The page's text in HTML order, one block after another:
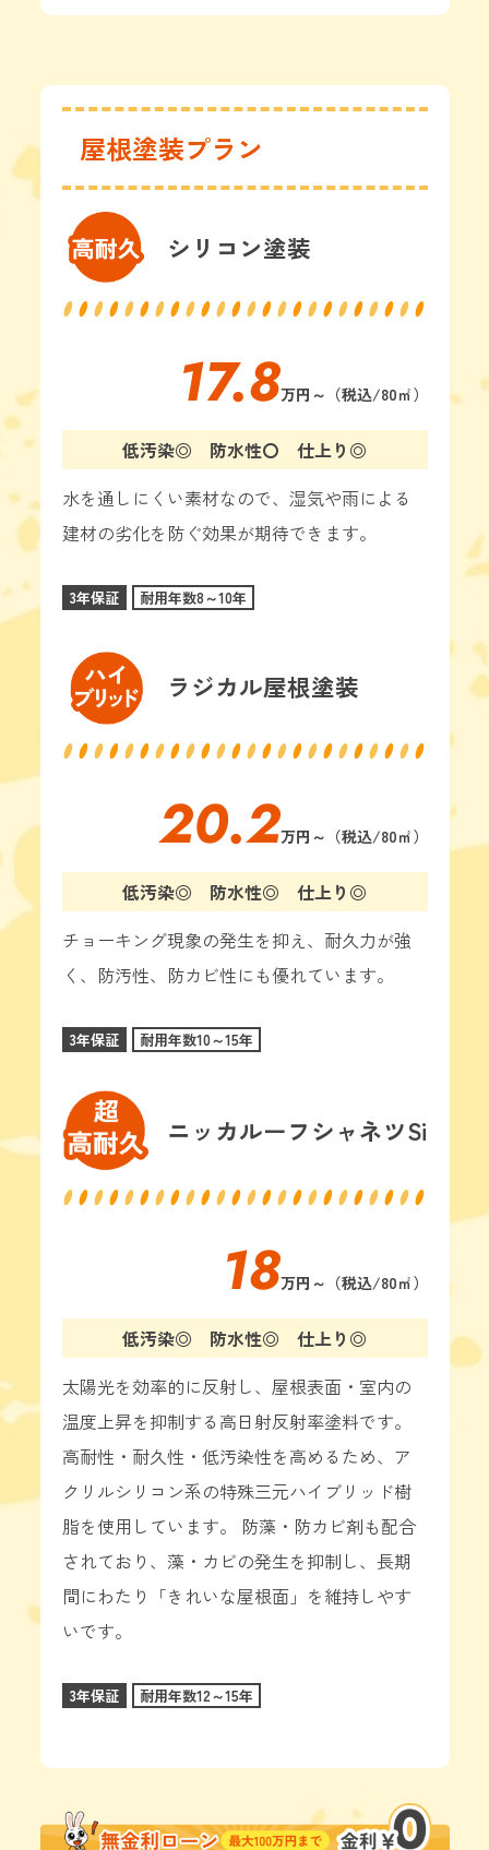
屋根塗装プラン
シリコン塗装
17.8万円 ～（税込/80㎡）
低汚染◎ 防水性〇 仕上り◎
水を通しにくい素材なので、湿気や雨による
建材の劣化を防ぐ効果が期待できます。
3年保証 耐用年数8～10年
ラジカル屋根塗装
20.2万円～（税込/80㎡）
低汚染◎ 防水性◎ 仕上り◎
チョーキング現象の発生を抑え、耐久力が強
く、防汚性、防カビ性にも優れています。
3年保証 耐用年数10～15年
ニッカルーフシャネツSi
18万円～（税込/80㎡）
低汚染◎ 防水性◎ 仕上り◎
太陽光を効率的に反射し、屋根表面・室内の
温度上昇を抑制する高日射反射率塗料です。
高耐性・耐久性・低汚染性を高めるため、ア
クリルシリコン系の特殊三元ハイブリッド樹
脂を使用しています。 防藻・防カビ剤も配合
されており、藻・カビの発生を抑制し、長期
間にわたり「きれいな屋根面」を維持しやす
いです。
3年保証 耐用年数12～15年